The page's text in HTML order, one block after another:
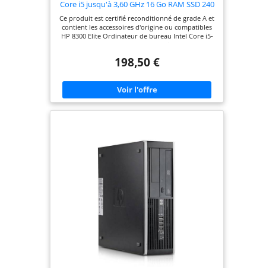
Core i5 jusqu'à 3,60 GHz 16 Go RAM SSD 240
Go | Interface série RS232 VGA DisplayPort
DVD de bureau Ordinateur fixe
reconditionné
Ce produit est certifié reconditionné de grade A et
contient les accessoires d'origine ou compatibles
HP 8300 Elite Ordinateur de bureau Intel Core i5-
Garantie 12 mois
198,50 €